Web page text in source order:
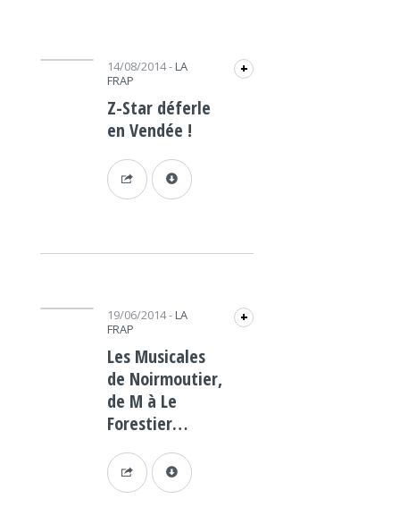
Lecteur audio 14/08/2014- LA
FRAP
+
Z-Star déferle
en Vendée !
Lecteur audio 19/06/2014- LA
FRAP
+
Les Musicales
de Noirmoutier,
de M à Le
Forestier…